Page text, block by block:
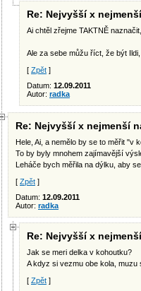
Re: Nejvyšší x
Ai chtěl zřejme TAKTNĚ
Ale za sebe můžu říct, že být
[ Zpět ]
Datum: 12.09.2011
Autor: radka
Re: Nejvyšší x nejmenší
Hele, Ai, a nemělo by se to měřit "v
To by byly mnohem zajímavější
Leháče bych měřila na dýlku, aby
[ Zpět ]
Datum: 12.09.2011
Autor: radka
Re: Nejvyšší x
Jak se meri delka v kohoutku?
A kdyz si vezmu obe kola, muzu
[ Zpět ]